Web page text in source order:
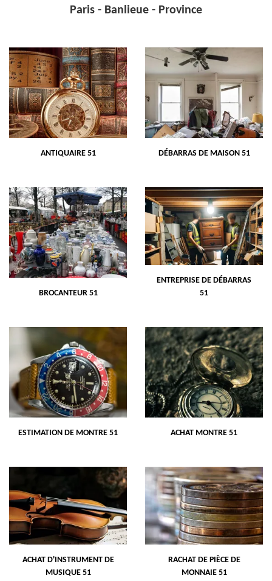
Paris - Banlieue - Province
ANTIQUAIRE 51 DÉBARRAS DE MAISON 51
BROCANTEUR 51
ENTREPRISE DE DÉBARRAS
51
ESTIMATION DE MONTRE 51 ACHAT MONTRE 51
ACHAT D'INSTRUMENT DE
MUSIQUE 51
RACHAT DE PIÈCE DE
MONNAIE 51